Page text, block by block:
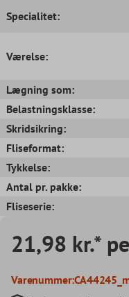
Specialitet:
Værelse:
Lægning som:
Belastningsklasse:
Skridsikring:
Fliseformat:
Tykkelse:
Antal pr. pakke:
Fliseserie:
21,98 kr.*
Varenummer: